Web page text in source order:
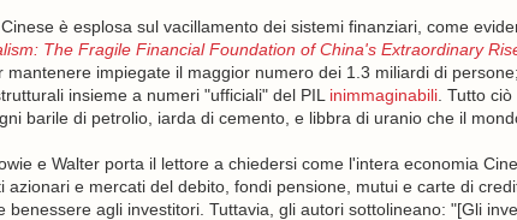
è esplosa sul vacillamento dei sistemi finanziari, come
The Fragile Financial Foundation of China's Extraordinary
mantenere impiegate il maggior numero dei 1.3 miliardi di
insieme a numeri "ufficiali" del PIL inimmaginabili. Tutto
barile di petrolio, iarda di cemento, e libbra di uranio che il
e Walter porta il lettore a chiedersi come l'intera economia
azionari e mercati del debito, fondi pensione, mutui e carte di
benessere agli investitori. Tuttavia, gli autori sottolineano: "[Gli